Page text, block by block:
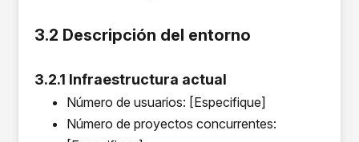
3.2 Descripción del entorno
3.2.1 Infraestructura actual
Número de usuarios: [Especifique]
Número de proyectos concurrentes: